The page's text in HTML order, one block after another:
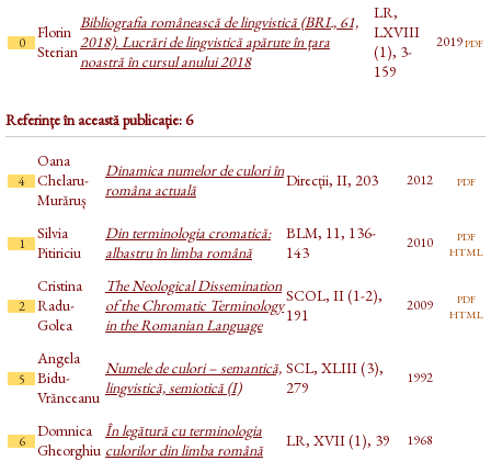
0
Florin
Sterian
Bibliografia românească de lingvistică (BRL, 61,
2018). Lucrări de lingvistică apărute în țara
noastră în cursul anului 2018
LR,
LXVIII
(1), 3-
159
2019pdf
Referințe în această publicație: 6
4
Oana
Chelaru-
Murăruș
Dinamica numelor de culori în
româna actuală
Direcții, II, 203 2012 pdf
1
Silvia
Pitiriciu
Din terminologia cromatică:
albastru în limba română
BLM, 11, 136-
143
2010 pdf
html
2
Cristina
Radu-
Golea
The Neological Dissemination
of the Chromatic Terminology
in the Romanian Language
SCOL, II (1-2),
191
2009 pdf
html
5
Angela
Bidu-
Vrănceanu
Numele de culori – semantică,
lingvistică, semiotică (I)
SCL, XLIII (3),
279
1992
6
Domnica
Gheorghiu
În legătură cu terminologia
culorilor din limba română
LR, XVII (1), 39 1968